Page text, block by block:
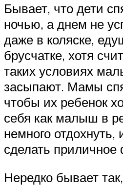
Бывает, что дети
ночью, а днем не
даже в коляске,
брусчатке, хотя
таких условиях
засыпают. Мамы
чтобы их ребенок
себя как малыш в
немного отдохнуть,
сделать приличное
Нередко бывает